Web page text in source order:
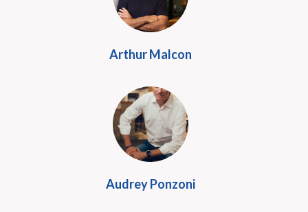
Arthur Malcon
Audrey Ponzoni